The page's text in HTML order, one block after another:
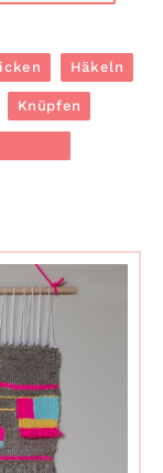
Häkeln
Knüpfen